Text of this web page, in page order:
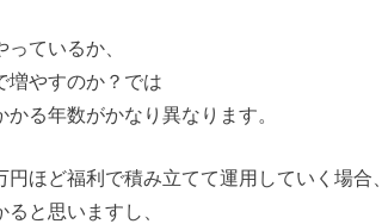
ているか、
増やすのか？では
る年数がかなり異なります。
ほど福利で積み立てて運用していく場合、
と思いますし、